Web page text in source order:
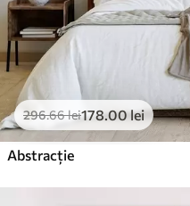
✓Rezistent la decolorare
✓Cerneală sigură și inodoră
✓Suprafață tip pânză
✗ Material ecologic
Eco-Premium
De La249.98lei
296.66lei178.00lei
Abstracție